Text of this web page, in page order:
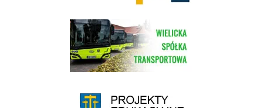
link do strony Wielickiej Spółki Transportowej